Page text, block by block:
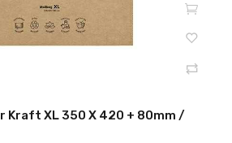
Kraft XL 350 X 420 + 80mm /